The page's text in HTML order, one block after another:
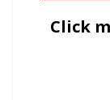
Click